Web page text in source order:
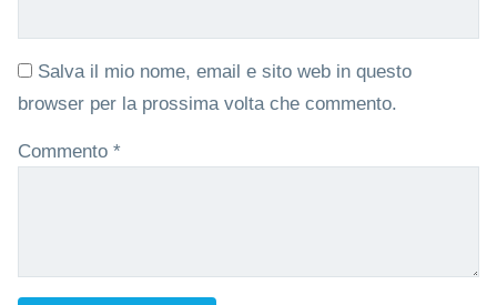
Salva il mio nome, email e sito web in questo
browser per la prossima volta che commento.
Commento *